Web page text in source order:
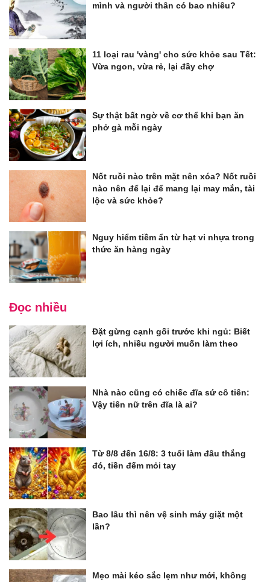
mình và người thân có bao nhiêu?
11 loại rau 'vàng' cho sức khỏe sau Tết:
Vừa ngon, vừa rẻ, lại đầy chợ
Sự thật bất ngờ về cơ thể khi bạn ăn
phở gà mỗi ngày
Nốt ruồi nào trên mặt nên xóa? Nốt ruồi
nào nên để lại để mang lại may mắn, tài
lộc và sức khỏe?
Nguy hiểm tiềm ẩn từ hạt vi nhựa trong
thức ăn hàng ngày
Đọc nhiều
Đặt gừng cạnh gối trước khi ngủ: Biết
lợi ích, nhiều người muốn làm theo
Nhà nào cũng có chiếc đĩa sứ cô tiên:
Vậy tiên nữ trên đĩa là ai?
Từ 8/8 đến 16/8: 3 tuổi làm đâu thắng
đó, tiền đếm mỏi tay
Bao lâu thì nên vệ sinh máy giặt một
lần?
Mẹo mài kéo sắc lẹm như mới, không